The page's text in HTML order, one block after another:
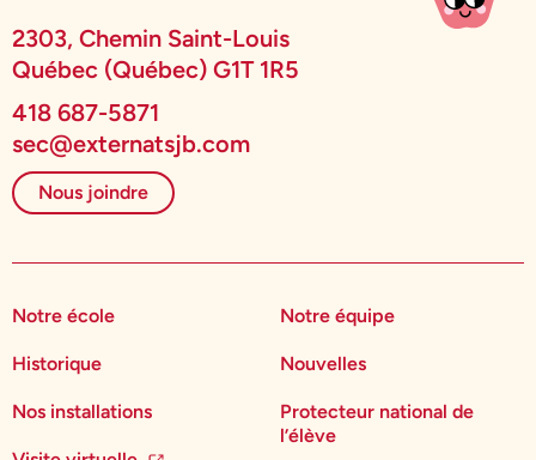
2303, Chemin Saint-Louis
Québec (Québec) G1T 1R5
418 687-5871
sec@externatsjb.com
Nous joindre
Notre école
Historique
Nos installations
Notre équipe
Nouvelles
Protecteur national de
l’élève